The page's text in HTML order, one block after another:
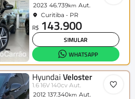
2023 46.739km Aut.
Curitiba - PR
R$ 143.900
SIMULAR
WHATSAPP
HyundaiVeloster
1.6 16V 140cv Aut.
2012 137.340km Aut.